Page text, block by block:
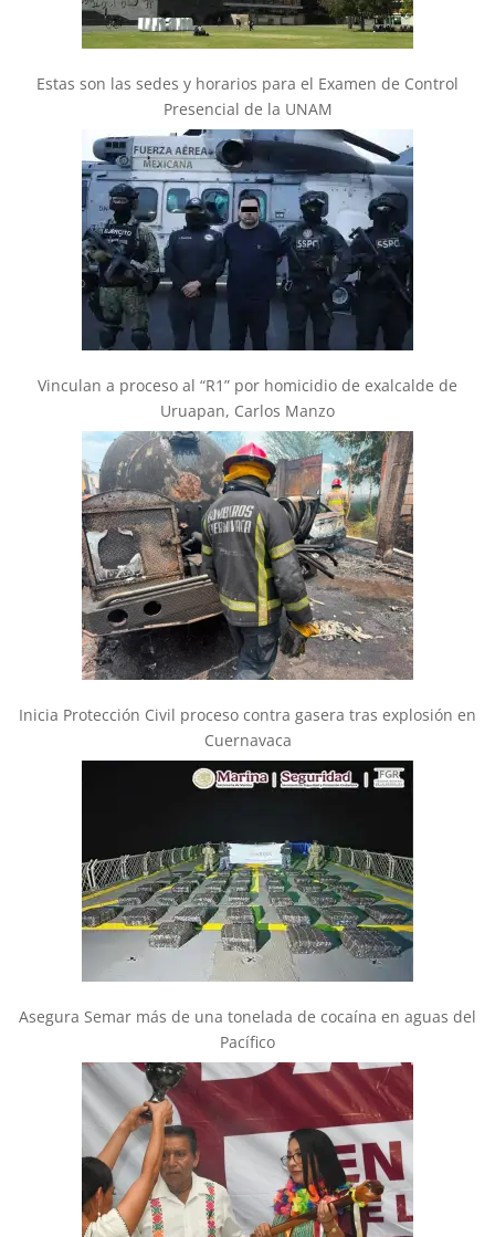
Estas son las sedes y horarios para el Examen de Control
Presencial de la UNAM
Vinculan a proceso al “R1” por homicidio de exalcalde de
Uruapan, Carlos Manzo
Inicia Protección Civil proceso contra gasera tras explosión en
Cuernavaca
Asegura Semar más de una tonelada de cocaína en aguas del
Pacífico